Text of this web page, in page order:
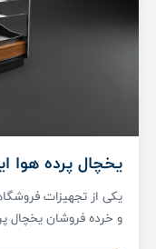
یخچال پرده هوا
یکی از تجهیزات
و خرده فروشان یخچال